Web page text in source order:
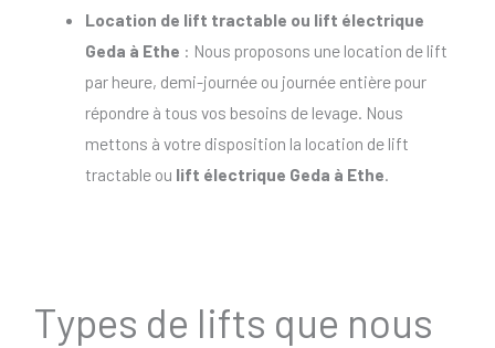
Location de lift tractable ou lift électrique
Geda à Ethe : Nous proposons une location de lift
par heure, demi-journée ou journée entière pour
répondre à tous vos besoins de levage. Nous
mettons à votre disposition la location de lift
tractable ou lift électrique Geda à Ethe.
Types de lifts que nous